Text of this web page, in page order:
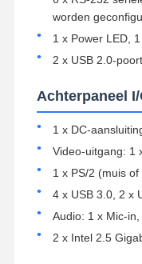
Thuis
Kwaliteitscont
Role
worden
1 x Power LED,
2 x USB 2.0-
Achterpaneel I/
1 x DC-
Video-uitgang: 1
1 x PS/2 (muis
4 x USB 3.0, 2 x
Audio: 1 x Mic-
2 x Intel 2.5